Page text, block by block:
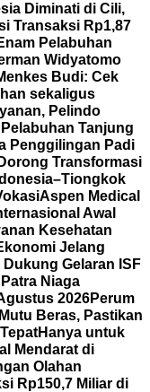
Diminati di Cili,
Transaksi Rp1,87
Pelabuhan
Widyatomo
Budi: Cek
sekaligus
Pelindo
Tanjung
Penggilingan Padi
Transformasi
Aspen Medical
Awal
Kesehatan
Jelang
Gelaran ISF
Niaga
2026Perum
Beras, Pastikan
Hanya untuk
Mendarat di
Olahan
Rp150,7 Miliar di